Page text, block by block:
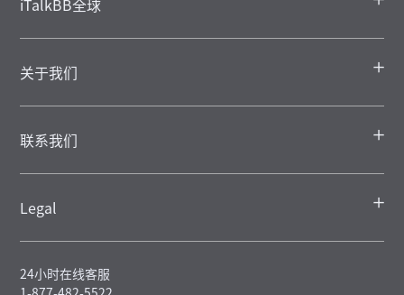
iTalkBB全球
关于我们
联系我们
Legal
24小时在线客服